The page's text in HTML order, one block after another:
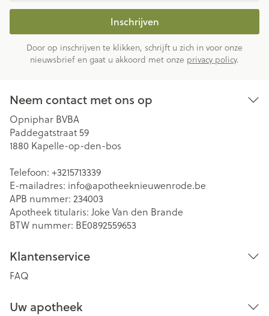
Inschrijven
Door op inschrijven te klikken, schrijft u zich in voor onze
nieuwsbrief en gaat u akkoord met onze privacy policy.
Neem contact met ons op
Opniphar BVBA
Paddegatstraat 59
1880 Kapelle-op-den-bos
Telefoon: +3215713339
E-mailadres: info@apotheeknieuwenrode.be
APB nummer: 234003
Apotheek titularis: Joke Van den Brande
BTW nummer: BE0892559653
Klantenservice
FAQ
Uw apotheek